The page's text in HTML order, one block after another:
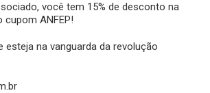
você tem 15% de desconto na
ANFEP!
esteja na vanguarda da revolução